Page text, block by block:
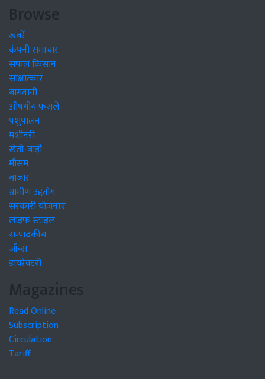
Browse
खबरें
कंपनी समाचार
सफल किसान
साक्षात्कार
बागवानी
औषधीय फसलें
पशुपालन
मशीनरी
खेती-बाड़ी
मौसम
बाजार
ग्रामीण उद्द्योग
सरकारी योजनाएं
लाइफ स्टाइल
सम्पादकीय
जॉब्स
डायरेक्टरी
Magazines
Read Online
Subscription
Circulation
Tariff